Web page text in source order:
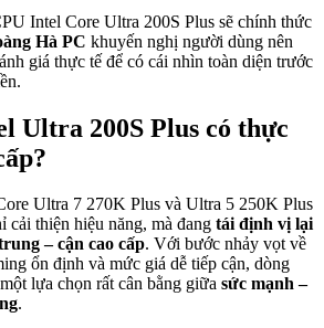
Intel Core Ultra 200S Plus sẽ chính thức
Hà PC khuyến nghị người dùng nên
giá thực tế để có cái nhìn toàn diện trước
Ultra 200S Plus có thực
Ultra 7 270K Plus và Ultra 5 250K Plus
cải thiện hiệu năng, mà đang tái định vị lại
– cận cao cấp. Với bước nhảy vọt về
ổn định và mức giá dễ tiếp cận, dòng
lựa chọn rất cân bằng giữa sức mạnh –
.